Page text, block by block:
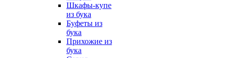
Шкафы-купе
из бука
Буфеты из
бука
Прихожие из
бука